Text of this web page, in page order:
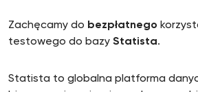
Zachęcamy do bezpłatnego
testowego do bazy Statista.
Statista to globalna platforma